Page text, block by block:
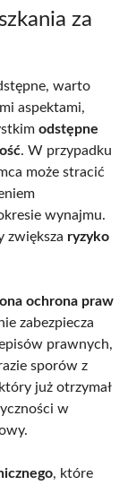
za
warto
aspektami,
odstępne
. W przypadku
może stracić
wynajmu.
zwiększa ryzyko
ochrona praw
zabezpiecza
prawnych,
sporów z
już otrzymał
w
, które